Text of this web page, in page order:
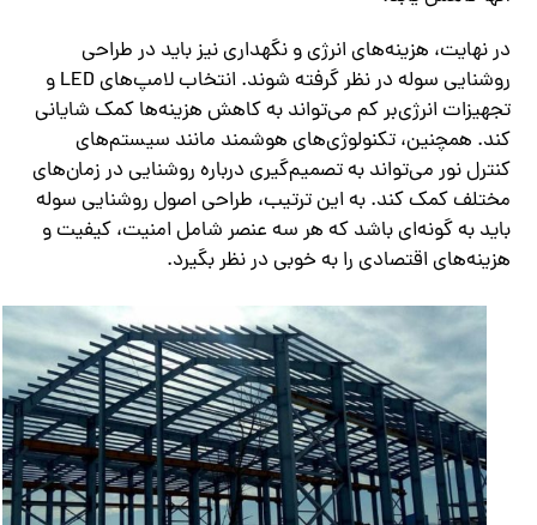
در نهایت، هزینه‌های انرژی و نگهداری نیز باید در طراحی
روشنایی سوله در نظر گرفته شوند. انتخاب لامپ‌های LED و
تجهیزات انرژی‌بر کم می‌تواند به کاهش هزینه‌ها کمک شایانی
کند. همچنین، تکنولوژی‌های هوشمند مانند سیستم‌های
کنترل نور می‌تواند به تصمیم‌گیری درباره روشنایی در زمان‌های
مختلف کمک کند. به این ترتیب، طراحی اصول روشنایی سوله
باید به گونه‌ای باشد که هر سه عنصر شامل امنیت، کیفیت و
هزینه‌های اقتصادی را به خوبی در نظر بگیرد.